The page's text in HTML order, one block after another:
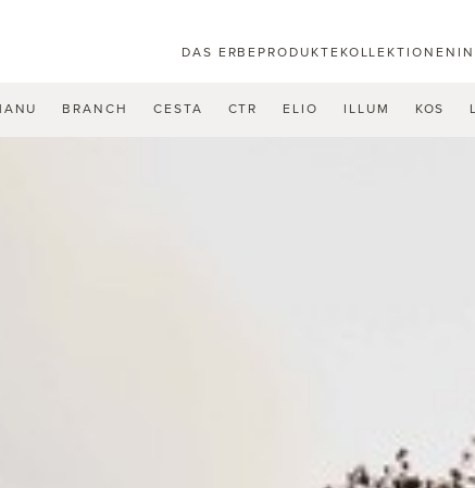
KOLLEKTIONEN
PRODUKTE
DAS ERBE
BRANCH CESTA CTR ELIO ILLUM KOS